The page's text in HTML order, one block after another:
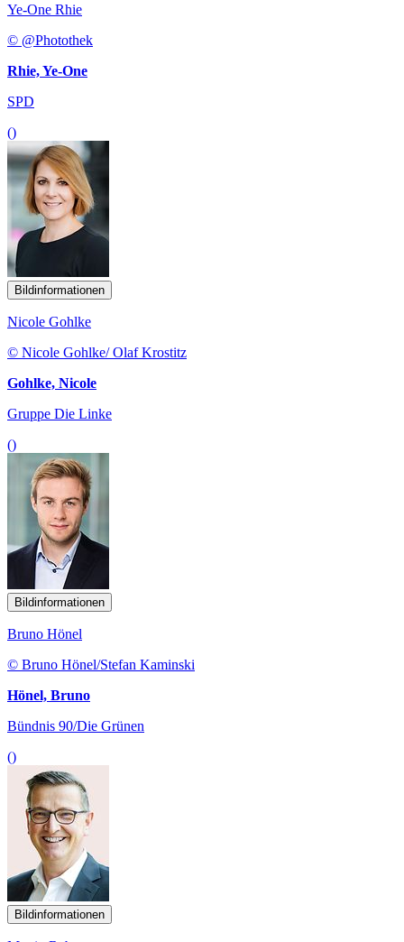
Ye-One Rhie
© @Photothek
Rhie, Ye-One
SPD
()
Bildinformationen
Nicole Gohlke
© Nicole Gohlke/ Olaf Krostitz
Gohlke, Nicole
Gruppe Die Linke
()
Bildinformationen
Bruno Hönel
© Bruno Hönel/Stefan Kaminski
Hönel, Bruno
Bündnis 90/Die Grünen
()
Bildinformationen